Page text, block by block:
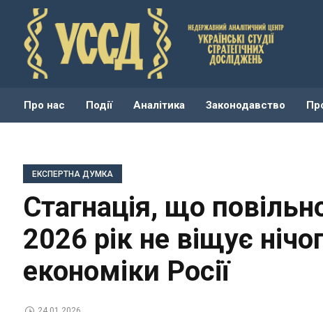
Про нас Події Аналітика Законодавство
ЕКСПЕРТНА ДУМКА
Стагнація, що
2026 рік не віщує
економіки Росії